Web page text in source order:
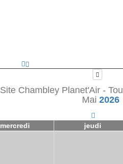
Site Chambley Planet'Air -
Mai 2026
mercredi jeudi